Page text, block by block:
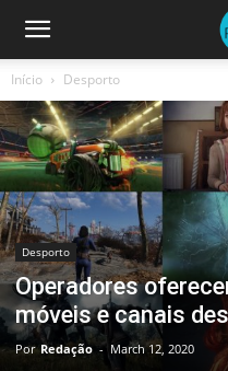
Início Desporto
Desporto
Operadores
móveis e canais
Por Redação - March 12, 2020